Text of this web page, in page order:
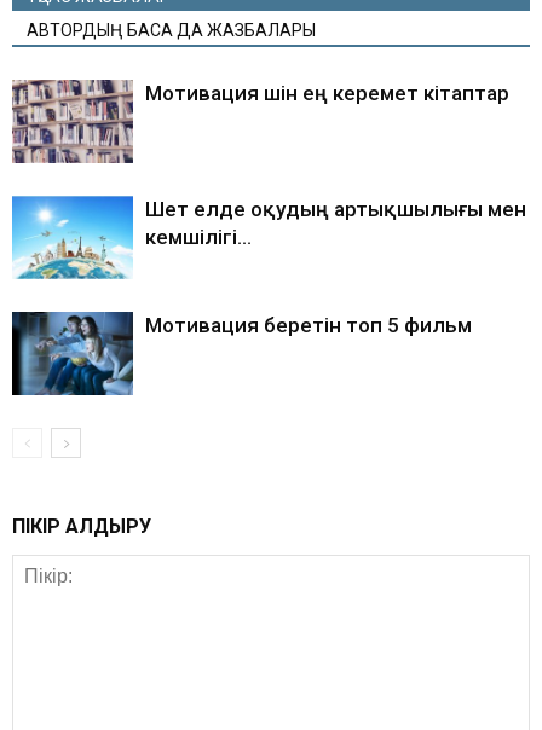
АВТОРДЫҢ БАСҚА ДА ЖАЗБАЛАРЫ
Мотивация үшін ең керемет кітаптар
Шет елде оқудың артықшылығы мен
кемшілігі…
Мотивация беретін топ 5 фильм
ПІКІР ҚАЛДЫРУ